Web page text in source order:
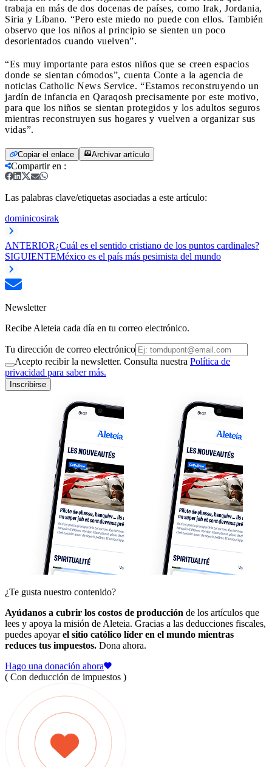
trabaja en más de dos docenas de países, como Irak, Jordania,
Siria y Líbano. “Pero este miedo no puede con ellos. También
observo que los niños al principio se sienten un poco
desorientados cuando vuelven”.
“Es muy importante para estos niños que se creen espacios
donde se sientan cómodos”, cuenta Conte a la agencia de
noticias Catholic News Service. “Estamos reconstruyendo un
jardín de infancia en Qaraqosh precisamente por este motivo,
para que los niños se sientan protegidos y los adultos seguros
mientras reconstruyen sus hogares y vuelven a organizar sus
vidas”.
Copiar el enlace Archivar artículo
Compartir en :
Las palabras clave/etiquetas asociadas a este artículo:
dominicosirak
ANTERIOR¿Cuál es el sentido cristiano de los puntos cardinales?
SIGUIENTEMéxico es el país más pesimista del mundo
Newsletter
Recibe Aleteia cada día en tu correo electrónico.
Tu dirección de correo electrónico
Acepto recibir la newsletter. Consulta nuestra Política de
privacidad para saber más.
Inscribirse
¿Te gusta nuestro contenido?
Ayúdanos a cubrir los costos de producción de los artículos que
lees y apoya la misión de Aleteia. Gracias a las deducciones fiscales,
puedes apoyarel sitio católico líder en el mundo mientras
reduces tus impuestos. Dona ahora.
Hago una donación ahora
( Con deducción de impuestos )